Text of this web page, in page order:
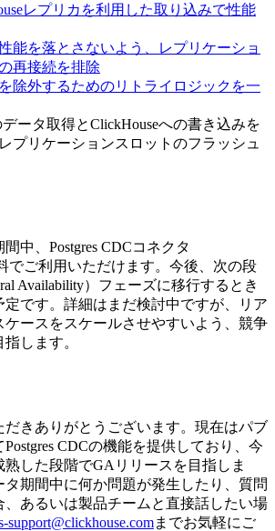
レプリカを利用した取り込みで性能
能を落とさないよう、レプリケーショ
再接続を排除
除外するためのリトライロジックを一
データ取得とClickHouseへの書き込みを
プリケーションスロットのフラッシュ
中、Postgres CDCコネクタ
でご利用いただけます。今後、次の段
Availability）フェーズに移行するとき
定です。詳細はまだ検討中ですが、リア
ケースをスケールさせやすいよう、競争
します。
だきありがとうございます。現在はパブ
CDCの機能を提供しており、今
した段階でGAリリースを目指しま
期間中に何か問題が発生したり、質問
、あるいは製品チームと直接話したい場
support@clickhouse.comまでお気軽にご